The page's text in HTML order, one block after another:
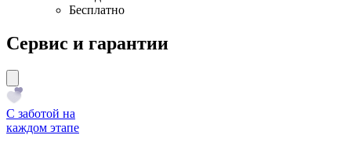
Бесплатно
Сервис и гарантии
С заботой на
каждом этапе